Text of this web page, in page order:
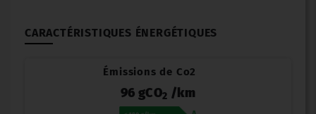
CARACTÉRISTIQUES ÉNERGÉTIQUES
Émissions de Co2
96 gCO2 /km